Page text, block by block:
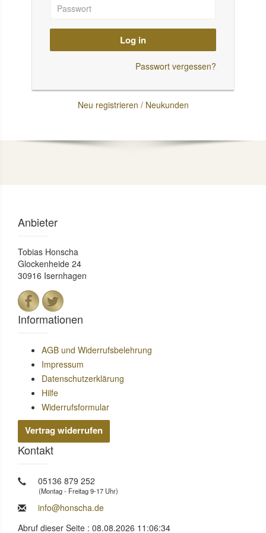
Log in
Passwort vergessen?
Neu registrieren / Neukunden
Anbieter
Tobias Honscha
Glockenheide 24
30916 Isernhagen
Informationen
AGB und Widerrufsbelehrung
Impressum
Datenschutzerklärung
Hilfe
Widerrufsformular
Vertrag widerrufen
Kontakt
05136 879 252
(Montag - Freitag 9-17 Uhr)
info@honscha.de
Abruf dieser Seite : 08.08.2026 11:06:34